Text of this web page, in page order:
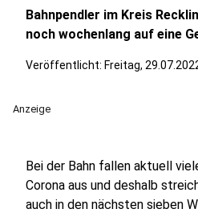
Bahnpendler im Kreis
noch wochenlang auf eine
Veröffentlicht: Freitag,
Anzeige
Bei der Bahn fallen aktuell
Corona aus und deshalb
auch in den nächsten sieben